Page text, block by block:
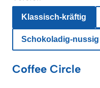
Klassisch-kräftig
Schokoladig-nussig
Coffee Circle